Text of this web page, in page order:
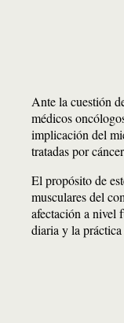
Ante la cuestión
médicos
implicación del
tratadas por
El propósito de
musculares del
afectación a nivel
diaria y la